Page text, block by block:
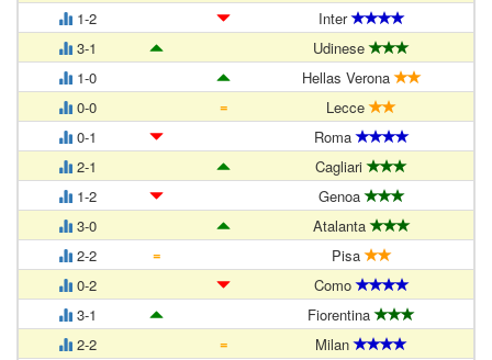
1-2
Inter
3-1
Udinese
1-0
Hellas Verona
0-0
=
Lecce
0-1
Roma
2-1
Cagliari
1-2
Genoa
3-0
Atalanta
2-2
=
Pisa
0-2
Como
3-1
Fiorentina
2-2
=
Milan